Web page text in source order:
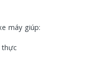
máy giúp:
thực